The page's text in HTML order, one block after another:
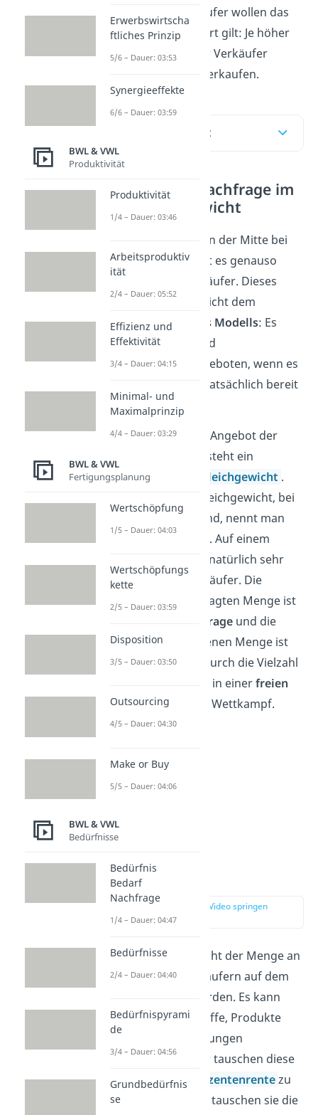
Preis, desto mehr Käufer wollen das
Gut haben. Umgekehrt gilt: Je höher
der Preis, desto mehr Verkäufer
wollen das Produkt verkaufen.
Inhaltsübersicht
Angebot und Nachfrage im
Marktgleichgewicht
Wenn man sich jetzt in der Mitte bei
einem Preis trifft, gibt es genauso
viele Käufer wie Verkäufer. Dieses
Gleichgewicht entspricht dem
einfachen Prinzip des Modells: Es
werden nur Güter und
Dienstleistungen angeboten, wenn es
Nachfrager gibt, die tatsächlich bereit
sind diese zu kaufen.
Damit entspricht das Angebot der
Nachfrage und es besteht ein
sogenanntes
Marktgleichgewicht .
Den Preis im Marktgleichgewicht, bei
dem alle zufrieden sind, nennt man
Gleichgewichtspreis
. Auf einem
echten Markt gibt es natürlich sehr
viele Käufer und Verkäufer. Die
Summe der nachgefragten Menge ist
Marktnachfrage und die
Summe der angebotenen Menge ist
dasMarktangebot
. Durch die Vielzahl
der Parteien entsteht in einerfreien
Marktwirtschaft
der Wettkampf.
Angebot
zur Stelle im Video springen
(01:37)
Das Angebot entspricht der Menge an
Gütern, die von Verkäufern auf dem
Markt angeboten werden. Es kann
sich dabei um Rohstoffe, Produkte
aber auch Dienstleistungen
handeln. Die Anbieter tauschen diese
Güter um eineProduzentenrentezu
realisieren. Entweder tauschen sie die
Erwerbswirtscha
ftliches Prinzip
5/6 – Dauer: 03:53
Synergieeffekte
6/6 – Dauer: 03:59
BWL & VWL
Produktivität
Produktivität
1/4 – Dauer: 03:46
Arbeitsproduktiv
ität
2/4 – Dauer: 05:52
Effizienz und
Effektivität
3/4 – Dauer: 04:15
Minimal- und
Maximalprinzip
4/4 – Dauer: 03:29
BWL & VWL
Fertigungsplanung
Wertschöpfung
1/5 – Dauer: 04:03
Wertschöpfungs
kette
2/5 – Dauer: 03:59
Disposition
3/5 – Dauer: 03:50
Outsourcing
4/5 – Dauer: 04:30
Make or Buy
5/5 – Dauer: 04:06
BWL & VWL
Bedürfnisse
Bedürfnis
Bedarf
Nachfrage
1/4 – Dauer: 04:47
Bedürfnisse
2/4 – Dauer: 04:40
Bedürfnispyrami
de
3/4 – Dauer: 04:56
Grundbedürfnis
se